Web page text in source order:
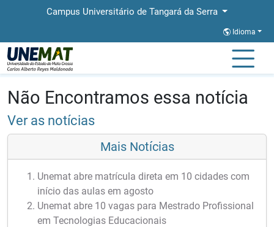
Campus Universitário de Tangará da Serra
Idioma
Página Inicial
Não Encontramos essa notícia
Ver as notícias
Mais Notícias
Unemat abre matrícula direta em 10 cidades com
início das aulas em agosto
Unemat abre 10 vagas para Mestrado Profissional
em Tecnologias Educacionais